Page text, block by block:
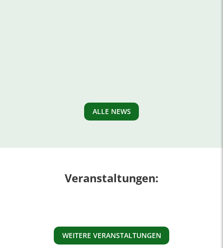
ALLE NEWS
Veranstaltungen:
WEITERE VERANSTALTUNGEN